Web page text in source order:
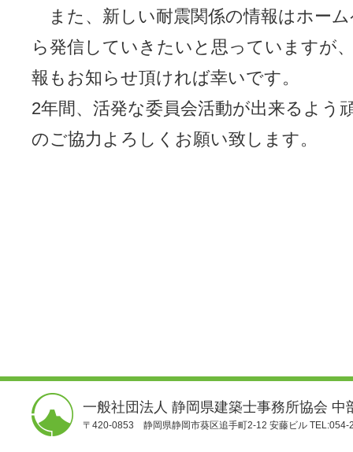
また、新しい耐震関係の情報はホー
ら発信していきたいと思っていますが
報もお知らせ頂ければ幸いです。
2年間、活発な委員会活動が出来るよう
のご協力よろしくお願い致します。
一般社団法人 静岡県建築士事務所協会 中
〒420-0853 静岡県静岡市葵区追手町2-12 安藤ビル TEL:054-